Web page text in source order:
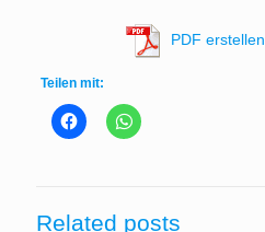
PDF erstellen
Teilen mit:
Related posts